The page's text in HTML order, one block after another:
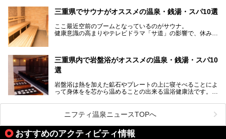
伊勢神宮を擁する伊勢志摩や、世界遺産に登録された熊野古
道をはじめ、鳥羽水族館、忍者の里・伊賀、鈴鹿サーキッ
ト、松坂牛に伊勢海老……と、観光＆グルメの宝庫です。
東からも西からも訪れやすい三重県には、ハイクオリティな
スーパー銭湯がたくさん！お風呂も食事もコスパもいい、お
三重県でサウナがオススメの温泉・銭湯・スパ10選
ここ最近空前のブームとなっているのがサウナ。
健康意識の高まりやテレビドラマ「サ道」の影響で、休みの
いサウナのある温泉や銭湯、スパをご紹介。
気軽に立ち寄れてリラックス効果の高いサウナで、日頃の疲
れをリフレッシュしませんか？
三重県内で岩盤浴がオススメの温泉・銭湯・スパ10
選
岩盤浴は熱を加えた鉱石やプレートの上に寝そべることによ
って身体をを芯から温めることの出来る温浴健康法です。じ
果だけではなく、代謝が高まり健康や美容にも良い影響が期
待できます。今回はそんな岩盤浴にこだわった、三重県内の
オススメ温泉・銭湯・スパ10ヶ所を紹介させていただきま
す。
ニフティ温泉ニュースTOPへ
おすすめのアクティビティ情報